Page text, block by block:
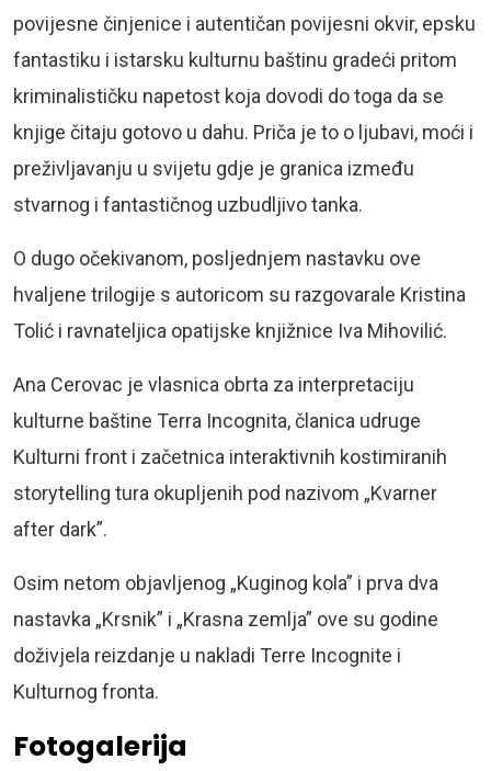
povijesne činjenice i autentičan povijesni okvir, epsku
fantastiku i istarsku kulturnu baštinu gradeći pritom
kriminalističku napetost koja dovodi do toga da se
knjige čitaju gotovo u dahu. Priča je to o ljubavi, moći i
preživljavanju u svijetu gdje je granica između
stvarnog i fantastičnog uzbudljivo tanka.
O dugo očekivanom, posljednjem nastavku ove
hvaljene trilogije s autoricom su razgovarale Kristina
Tolić i ravnateljica opatijske knjižnice Iva Mihovilić.
Ana Cerovac je vlasnica obrta za interpretaciju
kulturne baštine Terra Incognita, članica udruge
Kulturni front i začetnica interaktivnih kostimiranih
storytelling tura okupljenih pod nazivom „Kvarner
after dark”.
Osim netom objavljenog „Kuginog kola” i prva dva
nastavka „Krsnik” i „Krasna zemlja” ove su godine
doživjela reizdanje u nakladi Terre Incognite i
Kulturnog fronta.
Fotogalerija